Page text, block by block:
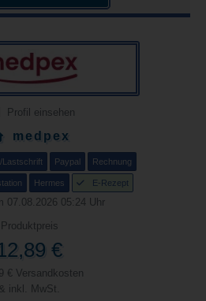
Profil einsehen
medpex
Lastschrift Paypal Rechnung
Hermes E-Rezept
07.08.2026 05:24 Uhr
Produktpreis
€
€ Versandkosten
& inkl. MwSt.